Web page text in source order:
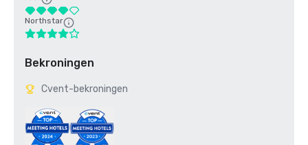
Northstar
Bekroningen
Cvent-bekroningen